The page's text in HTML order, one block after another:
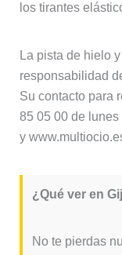
los tirantes
La pista de hielo
responsabilidad
Su contacto para
85 05 00 de
y
¿Qué ver en
No te pierdas